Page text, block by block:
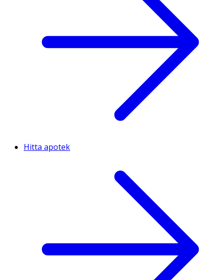
Hitta apotek